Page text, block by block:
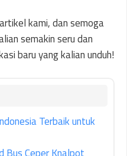
kami, dan semoga
semakin seru dan
baru yang kalian unduh!
Terbaik untuk